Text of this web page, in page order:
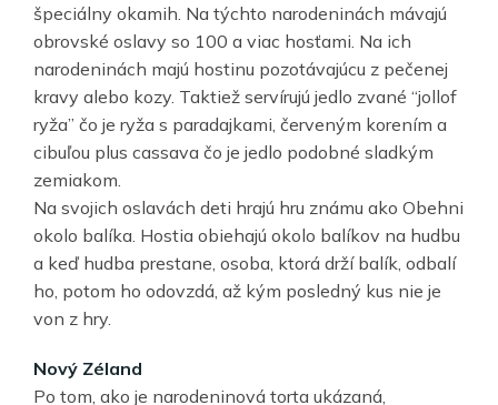
špeciálny okamih. Na týchto narodeninách mávajú
obrovské oslavy so 100 a viac hosťami. Na ich
narodeninách majú hostinu pozotávajúcu z pečenej
kravy alebo kozy. Taktiež servírujú jedlo zvané “jollof
ryža” čo je ryža s paradajkami, červeným korením a
cibuľou plus cassava čo je jedlo podobné sladkým
zemiakom.
Na svojich oslavách deti hrajú hru známu ako Obehni
okolo balíka. Hostia obiehajú okolo balíkov na hudbu
a keď hudba prestane, osoba, ktorá drží balík, odbalí
ho, potom ho odovzdá, až kým posledný kus nie je
von z hry.
Nový Zéland
Po tom, ako je narodeninová torta ukázaná,